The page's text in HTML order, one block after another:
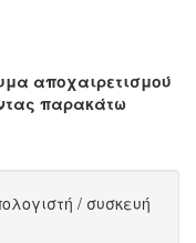
αποχαιρετισμού
παρακάτω
/ συσκευή